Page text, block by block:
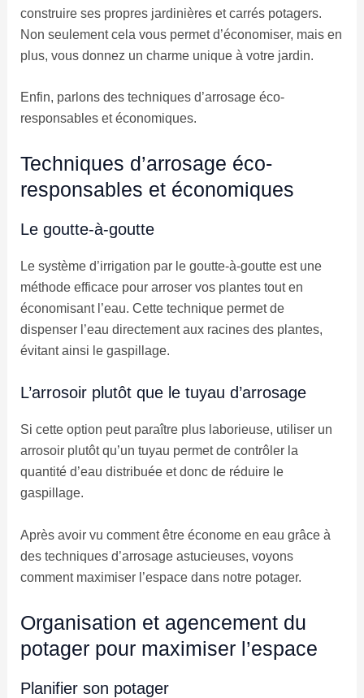
construire ses propres jardinières et carrés potagers.
Non seulement cela vous permet d’économiser, mais en
plus, vous donnez un charme unique à votre jardin.
Enfin, parlons des techniques d’arrosage éco-
responsables et économiques.
Techniques d’arrosage éco-
responsables et économiques
Le goutte-à-goutte
Le système d’irrigation par le goutte-à-goutte est une
méthode efficace pour arroser vos plantes tout en
économisant l’eau. Cette technique permet de
dispenser l’eau directement aux racines des plantes,
évitant ainsi le gaspillage.
L’arrosoir plutôt que le tuyau d’arrosage
Si cette option peut paraître plus laborieuse, utiliser un
arrosoir plutôt qu’un tuyau permet de contrôler la
quantité d’eau distribuée et donc de réduire le
gaspillage.
Après avoir vu comment être économe en eau grâce à
des techniques d’arrosage astucieuses, voyons
comment maximiser l’espace dans notre potager.
Organisation et agencement du
potager pour maximiser l’espace
Planifier son potager